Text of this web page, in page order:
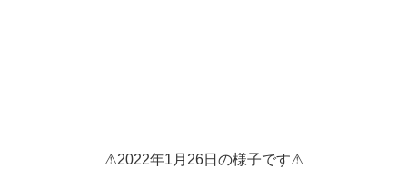
⚠2022年1月26日の様子です⚠